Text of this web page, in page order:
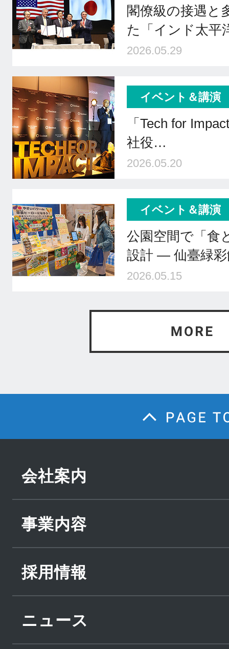
閣僚級の接遇と
た「インド太
2026.05.29
イベント＆講演
「Tech for
社役…
2026.05.20
イベント＆講演
公園空間で「食
設計 ― 仙臺緑
2026.05.15
会社案内
事業内容
採用情報
ニュース